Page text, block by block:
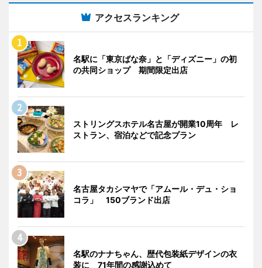
アクセスランキング
名駅に「東京ばな奈」と「ディズニー」の初
の共同ショップ 期間限定出店
ストリングスホテル名古屋が開業10周年 レ
ストラン、宿泊などで記念プラン
名古屋タカシマヤで「アムール・デュ・ショ
コラ」 150ブランド出店
名駅のナナちゃん、歴代包装紙デザインの衣
装に 71年間の感謝込めて